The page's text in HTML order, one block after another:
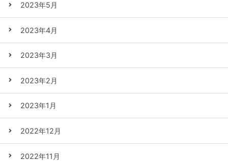
2023年5月
2023年4月
2023年3月
2023年2月
2023年1月
2022年12月
2022年11月